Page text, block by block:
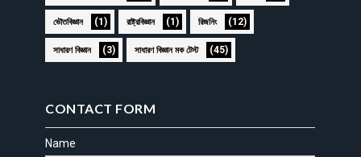
ভৌতবিজ্ঞান (1) রাষ্ট্রবিজ্ঞান (1) রিজনিং (12)
সাধারণ বিজ্ঞান (3) সাধারণ বিজ্ঞান মক টেস্ট (45)
CONTACT FORM
Name